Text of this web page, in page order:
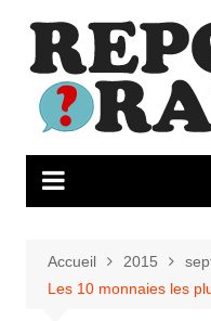
contenu
Accueil 2015
Les 10 monnaies les